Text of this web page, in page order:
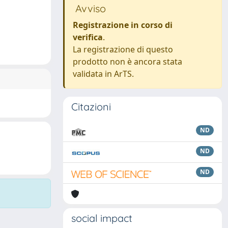
Avviso
Registrazione in corso di
verifica.
La registrazione di questo
prodotto non è ancora stata
validata in ArTS.
Citazioni
ND
ND
ND
social impact